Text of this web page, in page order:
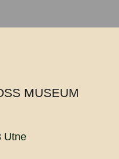
MUSEUM
Utne